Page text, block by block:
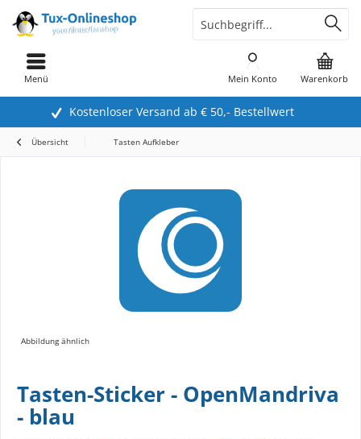
Kostenloser Versand ab € 50,- Bestellwert
Warenkorb
Mein Konto
Menü
Übersicht Tasten Aufkleber
Abbildung ähnlich
Tasten-Sticker - OpenMandriva
- blau